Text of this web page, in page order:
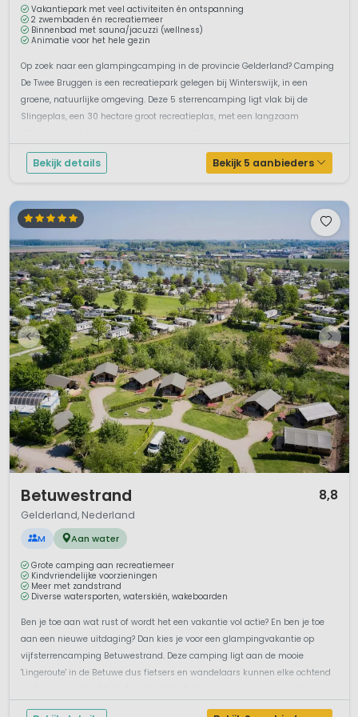
beeldentuin is een aanrader!
De Zwarte Cross in Gelderland plaatsvindt? Dit
driedaagse muziekfestival trekt elk jaar ruim 200.000
bezoekers. Hiermee is de Zwarte Cross het drukst
bezochte festival van Nederland.
Vakantiepark met veel activiteiten én ontspanning
2 zwembaden én recreatiemeer
Binnenbad met sauna/jacuzzi (wellness)
Animatie voor het hele gezin
Op zoek naar een glampingcamping in de provincie Gelderland? Camping
De Twee Bruggen is een recreatiepark gelegen bij Winterswijk, in een
groene, natuurlijke omgeving. Deze 5 sterrencamping ligt vlak bij de
Slingeplas, een 30 hectare groot recreatieplas, met een langzaam
kleintjes...
Bekijk details Bekijk 5 aanbieders
Betuwestrand 8,8
Gelderland, Nederland
M Aan water
Grote camping aan recreatiemeer
Kindvriendelijke voorzieningen
Meer met zandstrand
Diverse watersporten, waterskiën, wakeboarden
Ben je toe aan wat rust of wordt het een vakantie vol actie? En ben je toe
aan een nieuwe uitdaging? Dan kies je voor een glampingvakantie op
vijfsterrencamping Betuwestrand. Deze camping ligt aan de mooie
'Lingeroute' in de Betuwe dus fietsers en wandelaars kunnen elke ochtend